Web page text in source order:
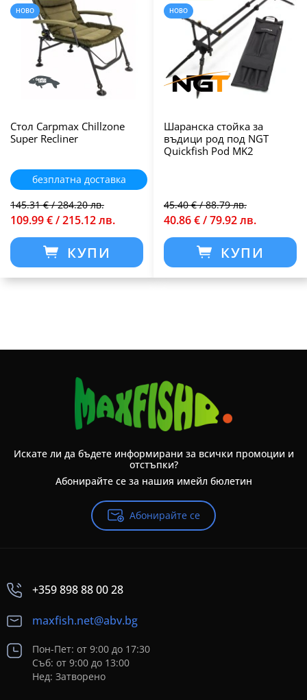
НОВО
Стол Carpmax Chillzone
Super Recliner
безплатна доставка
145.31 € / 284.20 лв.
109.99 € / 215.12 лв.
КУПИ
НОВО
Шаранска стойка за
въдици род под NGT
Quickfish Pod MK2
45.40 € / 88.79 лв.
40.86 € / 79.92 лв.
КУПИ
Искате ли да бъдете информирани за всички промоции и
отстъпки?
Абонирайте се за нашия имейл бюлетин
Абонирайте се
+359 898 88 00 28
maxfish.net@abv.bg
Пон-Пет: от 9:00 до 17:30
Съб: от 9:00 до 13:00
Нед: Затворено